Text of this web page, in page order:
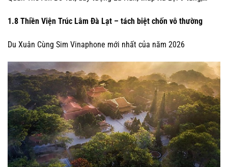
1.8 Thiền Viện Trúc Lâm Đà Lạt – tách biệt chốn vô thường
Du Xuân Cùng Sim Vinaphone mới nhất của năm 2026